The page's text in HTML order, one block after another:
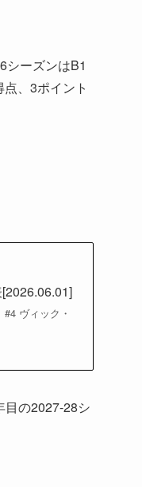
シーズンはB1
、3ポイント
ヴィック・
目の2027-28シ